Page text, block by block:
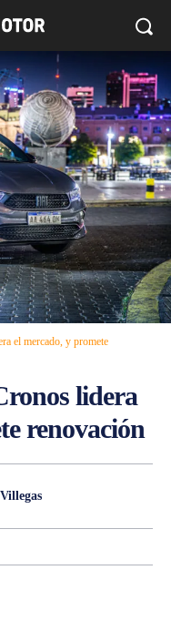
el mercado, y promete
lidera
renovación